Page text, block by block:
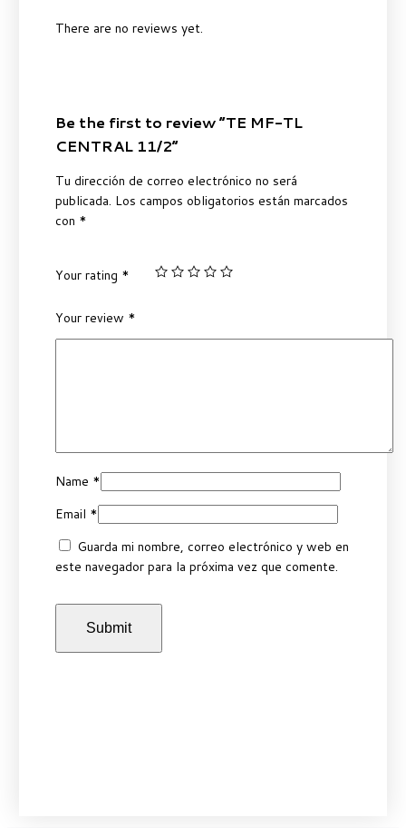
There are no reviews yet.
Be the first to review “TE MF-TL
CENTRAL 11/2”
Tu dirección de correo electrónico no será
publicada. Los campos obligatorios están marcados
con *
Your rating *
Your review *
Name *
Email *
Guarda mi nombre, correo electrónico y web en
este navegador para la próxima vez que comente.